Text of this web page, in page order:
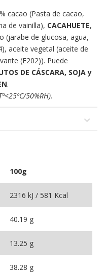
cacao (Pasta de cacao,
de vainilla), CACAHUETE,
(jarabe de glucosa, agua,
aceite vegetal (aceite de
(E202)). Puede
DE CÁSCARA, SOJA y
.
50%RH).
100g
2316 kJ / 581 Kcal
40.19 g
13.25 g
38.28 g